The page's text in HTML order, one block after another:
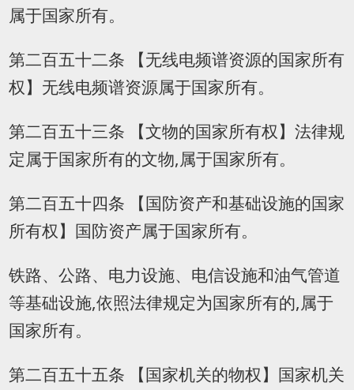
属于国家所有。
第二百五十二条 【无线电频谱资源的国家所有
权】无线电频谱资源属于国家所有。
第二百五十三条 【文物的国家所有权】法律规
定属于国家所有的文物,属于国家所有。
第二百五十四条 【国防资产和基础设施的国家
所有权】国防资产属于国家所有。
铁路、公路、电力设施、电信设施和油气管道
等基础设施,依照法律规定为国家所有的,属于
国家所有。
第二百五十五条 【国家机关的物权】国家机关